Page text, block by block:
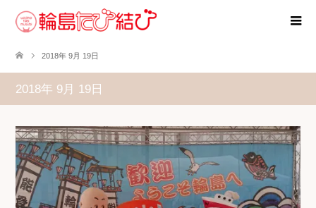
2018年 9月 19日
2018年 9月 19日